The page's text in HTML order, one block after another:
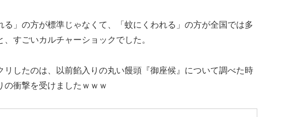
る」の方が標準じゃなくて、「蚊にくわれる」の方が全国では多
、すごいカルチャーショックでした。
リしたのは、以前餡入りの丸い饅頭『御座候』について調べた時
の衝撃を受けましたｗｗｗ